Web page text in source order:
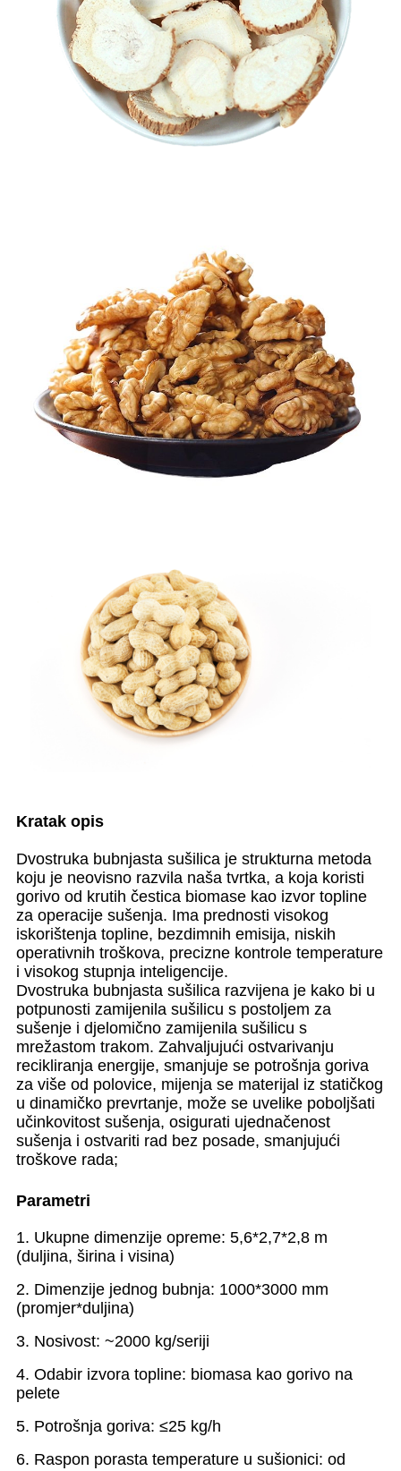
Kratak opis
Dvostruka bubnjasta sušilica je strukturna metoda
koju je neovisno razvila naša tvrtka, a koja koristi
gorivo od krutih čestica biomase kao izvor topline
za operacije sušenja. Ima prednosti visokog
iskorištenja topline, bezdimnih emisija, niskih
operativnih troškova, precizne kontrole temperature
i visokog stupnja inteligencije.
Dvostruka bubnjasta sušilica razvijena je kako bi u
potpunosti zamijenila sušilicu s postoljem za
sušenje i djelomično zamijenila sušilicu s
mrežastom trakom. Zahvaljujući ostvarivanju
recikliranja energije, smanjuje se potrošnja goriva
za više od polovice, mijenja se materijal iz statičkog
u dinamičko prevrtanje, može se uvelike poboljšati
učinkovitost sušenja, osigurati ujednačenost
sušenja i ostvariti rad bez posade, smanjujući
troškove rada;
Parametri
1. Ukupne dimenzije opreme: 5,6*2,7*2,8 m
(duljina, širina i visina)
2. Dimenzije jednog bubnja: 1000*3000 mm
(promjer*duljina)
3. Nosivost: ~2000 kg/seriji
4. Odabir izvora topline: biomasa kao gorivo na
pelete
5. Potrošnja goriva: ≤25 kg/h
6. Raspon porasta temperature u sušionici: od